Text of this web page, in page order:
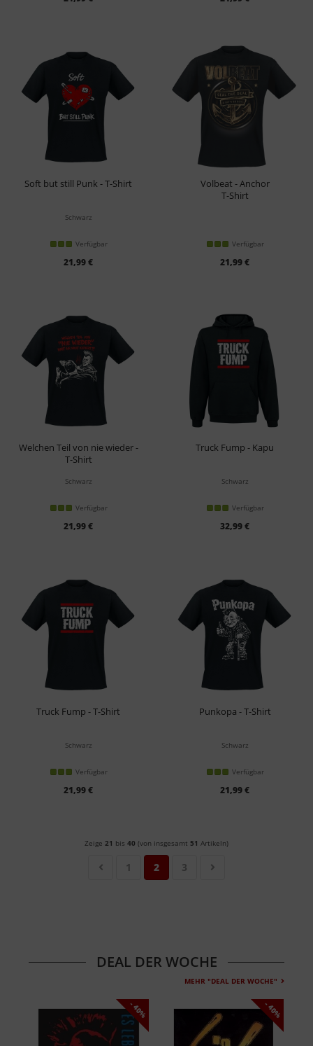
Soft but still Punk - T-Shirt
Schwarz
Verfügbar
21,99 €
Volbeat - Anchor
T-Shirt
Verfügbar
21,99 €
Welchen Teil von nie wieder -
T-Shirt
Schwarz
Verfügbar
21,99 €
Truck Fump - Kapu
Schwarz
Verfügbar
32,99 €
Truck Fump - T-Shirt
Schwarz
Verfügbar
21,99 €
Punkopa - T-Shirt
Schwarz
Verfügbar
21,99 €
Zeige 21 bis 40 (von insgesamt 51 Artikeln)
1 2 3
DEAL DER WOCHE
MEHR "DEAL DER WOCHE"
- 40% - 40%